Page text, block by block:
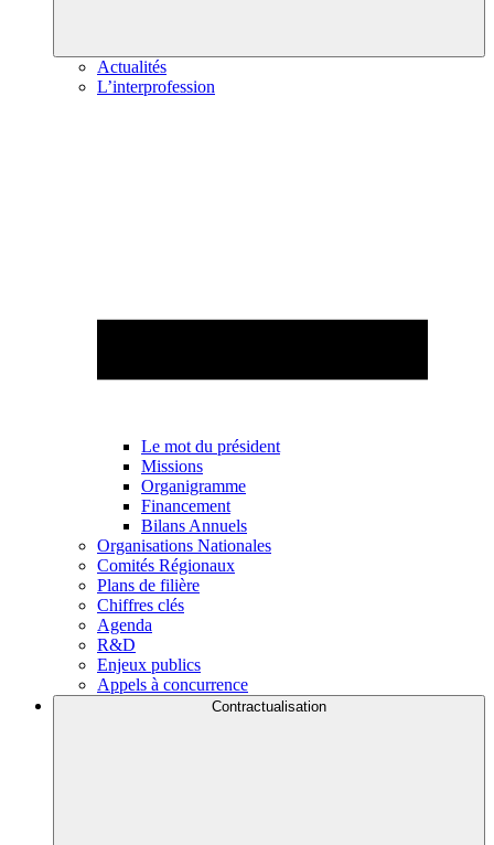
Actualités
L’interprofession
Le mot du président
Missions
Organigramme
Financement
Bilans Annuels
Organisations Nationales
Comités Régionaux
Plans de filière
Chiffres clés
Agenda
R&D
Enjeux publics
Appels à concurrence
Contractualisation